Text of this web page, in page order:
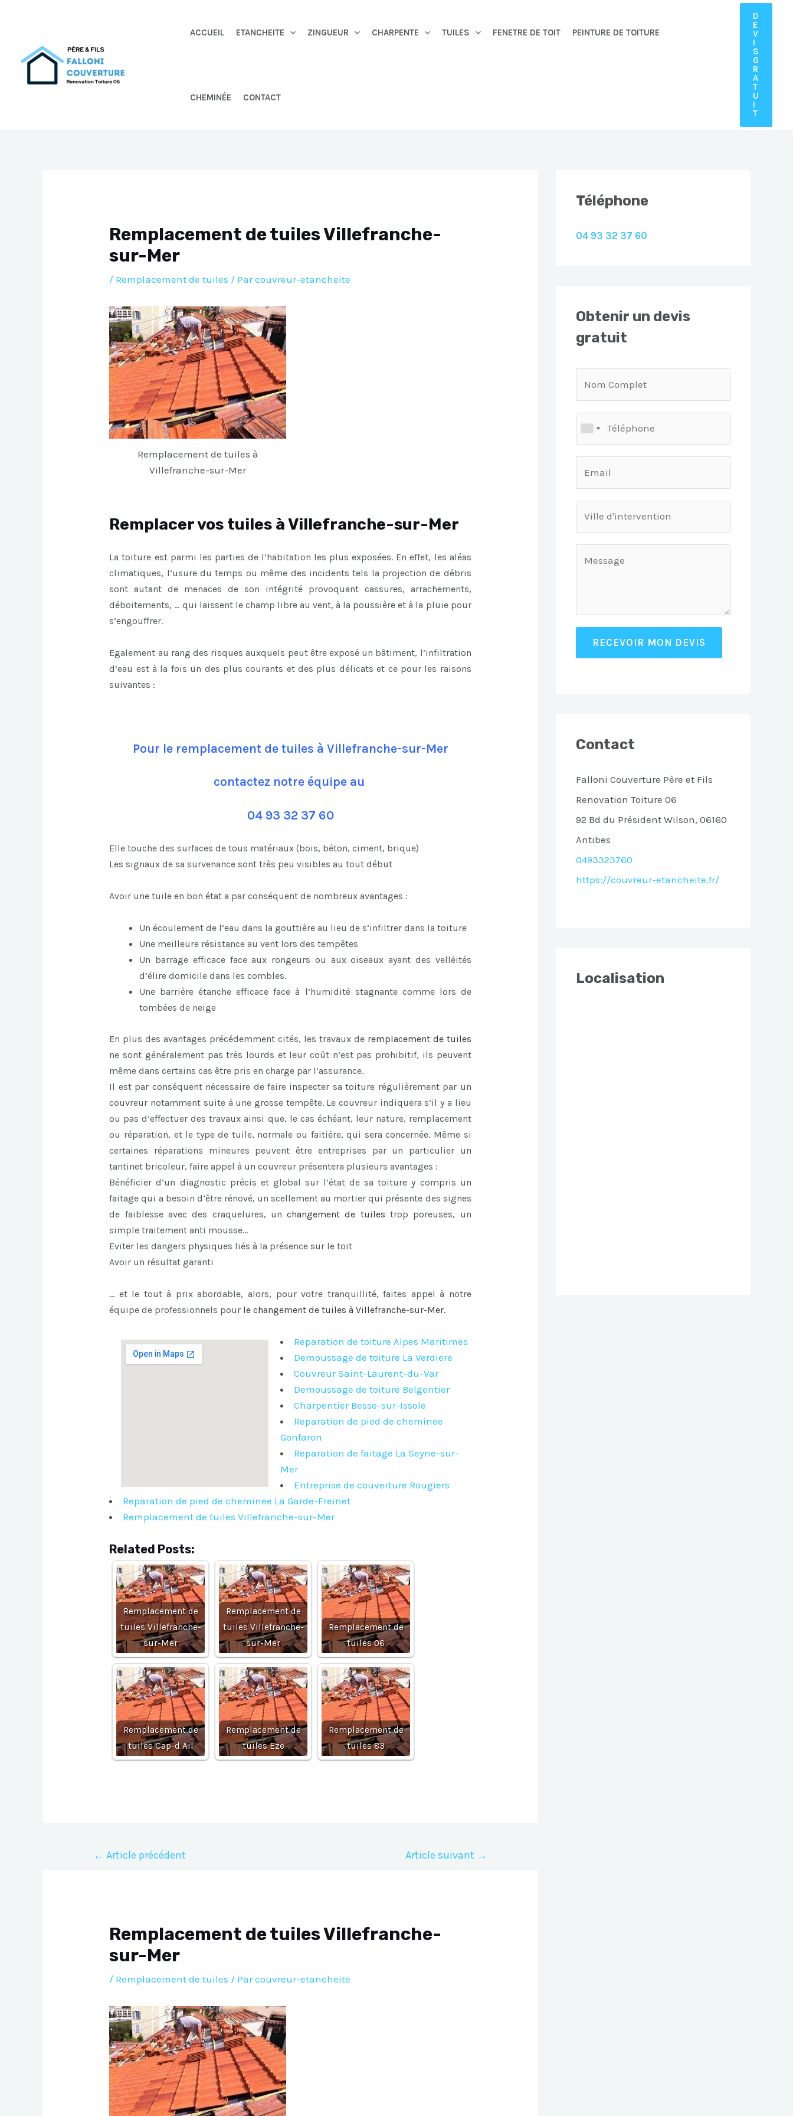
ACCUEIL ETANCHEITE ZINGUEUR CHARPENTE TUILES FENETRE DE TOIT PEINTURE DE TOITURE
CHEMINÉE CONTACT
D
E
V
I
S
G
R
A
T
U
I
T
Remplacement de tuiles Villefranche-
sur-Mer
/ Remplacement de tuiles / Parcouvreur-etancheite
Remplacement de tuiles à
Villefranche-sur-Mer
Remplacer vos tuiles à Villefranche-sur-Mer
La toiture est parmi les parties de l’habitation les plus exposées. En effet, les aléas
climatiques, l’usure du temps ou même des incidents tels la projection de débris
sont autant de menaces de son intégrité provoquant cassures, arrachements,
déboitements, … qui laissent le champ libre au vent, à la poussière et à la pluie pour
s’engouffrer.
Egalement au rang des risques auxquels peut être exposé un bâtiment, l’infiltration
d’eau est à la fois un des plus courants et des plus délicats et ce pour les raisons
suivantes :
Pour le remplacement de tuiles à Villefranche-sur-Mer
contactez notre équipe au
04 93 32 37 60
Elle touche des surfaces de tous matériaux (bois, béton, ciment, brique)
Les signaux de sa survenance sont très peu visibles au tout début
Avoir une tuile en bon état a par conséquent de nombreux avantages :
Un écoulement de l’eau dans la gouttière au lieu de s’infiltrer dans la toiture
Une meilleure résistance au vent lors des tempêtes
Un barrage efficace face aux rongeurs ou aux oiseaux ayant des velléités
d’élire domicile dans les combles.
Une barrière étanche efficace face à l’humidité stagnante comme lors de
tombées de neige
En plus des avantages précédemment cités, les travaux de remplacement de tuiles
ne sont généralement pas très lourds et leur coût n’est pas prohibitif, ils peuvent
même dans certains cas être pris en charge par l’assurance.
Il est par conséquent nécessaire de faire inspecter sa toiture régulièrement par un
couvreur notamment suite à une grosse tempête. Le couvreur indiquera s’il y a lieu
ou pas d’effectuer des travaux ainsi que, le cas échéant, leur nature, remplacement
ou réparation, et le type de tuile, normale ou faitière, qui sera concernée. Même si
certaines réparations mineures peuvent être entreprises par un particulier un
tantinet bricoleur, faire appel à un couvreur présentera plusieurs avantages :
Bénéficier d’un diagnostic précis et global sur l’état de sa toiture y compris un
faitage qui a besoin d’être rénové, un scellement au mortier qui présente des signes
de faiblesse avec des craquelures, un changement de tuiles trop poreuses, un
simple traitement anti mousse…
Eviter les dangers physiques liés à la présence sur le toit
Avoir un résultat garanti
… et le tout à prix abordable, alors, pour votre tranquillité, faites appel à notre
équipe de professionnels pour lechangement de tuiles à Villefranche-sur-Mer.
Reparation de toiture Alpes Maritimes
Demoussage de toiture La Verdiere
Couvreur Saint-Laurent-du-Var
Demoussage de toiture Belgentier
Charpentier Besse-sur-Issole
Reparation de pied de cheminee
Gonfaron
Reparation de faitage La Seyne-sur-
Mer
Entreprise de couverture Rougiers
Reparation de pied de cheminee La Garde-Freinet
Remplacement de tuiles Villefranche-sur-Mer
Related Posts:
Remplacement de
tuiles Villefranche-
sur-Mer
Remplacement de
tuiles Villefranche-
sur-Mer
Remplacement de
tuiles 06
Remplacement de
tuiles Cap-d Ail
Remplacement de
tuiles Eze
Remplacement de
tuiles 83
Navigation
← Article précédent Article suivant →
Remplacement de tuiles Villefranche-
sur-Mer
/ Remplacement de tuiles / Parcouvreur-etancheite
Téléphone
04 93 32 37 60
Obtenir un devis
gratuit
RECEVOIR MON DEVIS
Contact
Falloni Couverture Père et Fils
Renovation Toiture 06
92 Bd du Président Wilson, 06160
Antibes
0493323760
https://couvreur-etancheite.fr/
Localisation